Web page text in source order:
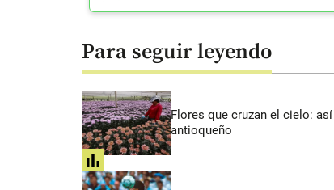
Para seguir leyendo
Flores que cruzan el cielo:
antioqueño
share